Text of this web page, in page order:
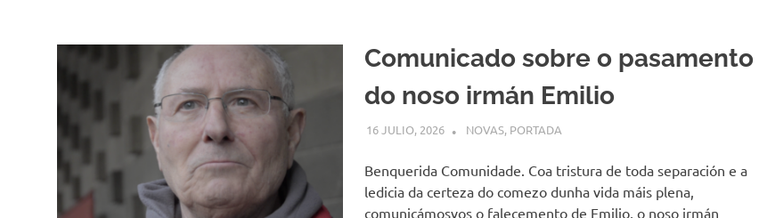
Comunicado sobre o pasamento
do noso irmán Emilio
16 JULIO, 2026 COMUNIDADE
NOVAS, PORTADA
Benquerida Comunidade. Coa tristura de toda separación e a
ledicia da certeza do comezo dunha vida máis plena,
comunicámosvos o falecemento de Emilio, o noso irmán